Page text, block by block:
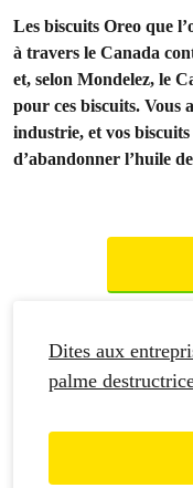
Les biscuits Oreo que
à travers le Canada
et, selon Mondelez, le
pour ces biscuits. Vous
industrie, et vos
d’abandonner l’huile
Dites aux
palme